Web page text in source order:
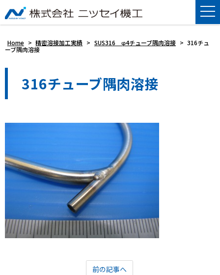
Home > 精密溶接加工実績 > SUS316 φ4チューブ隅肉溶接 > 316チュ
ーブ隅肉溶接
316チューブ隅肉溶接
前の記事へ